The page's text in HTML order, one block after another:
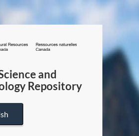
/
Canada
and
Repository